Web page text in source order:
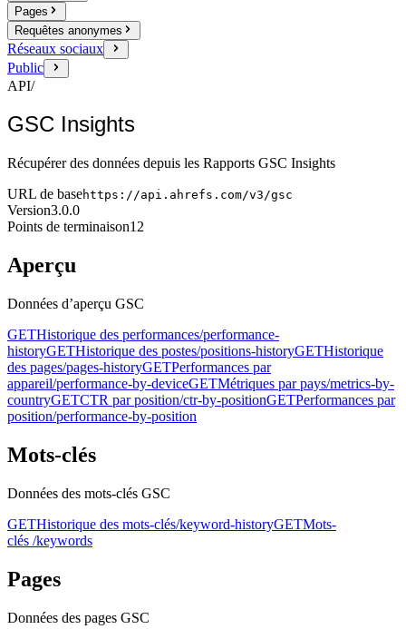
Pages
Requêtes anonymes
Réseaux sociaux
Public
API/
GSC Insights
Récupérer des données depuis les Rapports GSC Insights
URL de basehttps://api.ahrefs.com/v3/gsc
Version3.0.0
Points de terminaison12
Aperçu
Données d’aperçu GSC
GETHistorique des performances/performance-
historyGETHistorique des postes/positions-historyGETHistorique
des pages/pages-historyGETPerformances par
appareil/performance-by-deviceGETMétriques par pays/metrics-by-
countryGETCTR par position/ctr-by-positionGETPerformances par
position/performance-by-position
Mots-clés
Données des mots-clés GSC
GETHistorique des mots-clés/keyword-historyGETMots-
clés /keywords
Pages
Données des pages GSC